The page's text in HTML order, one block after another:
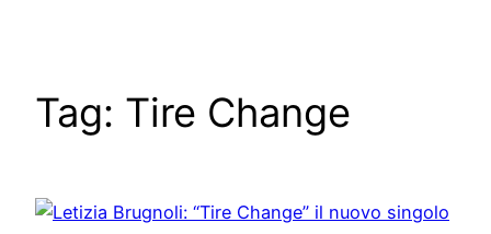
Tag: Tire Change